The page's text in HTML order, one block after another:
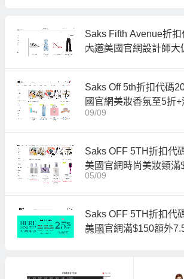
Saks Fifth Avenue折
大道美國官網設計師大
06/09
Saks Off 5th折扣代碼
國官網美妝香氛至5折
5折
09/09
Saks OFF 5TH折扣代
美國官網時尚美妝類滿
促銷
05/09
Saks OFF 5TH折扣代
美國官網滿$150額外
03/11